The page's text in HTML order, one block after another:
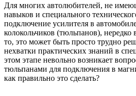
Для многих автолюбителей, не
навыков и специального
подключение усилителя в
колокольчиков (тюльпанов), нередко
то, это может быть просто трудно
нехватки практических знаний в
этом этапе невольно возникает
тюльпанами для подключения в
как правильно это сделать?